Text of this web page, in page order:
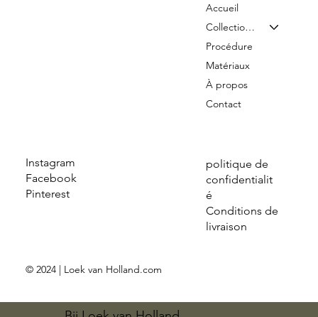
Instagram
Facebook
Pinterest
politique de
confidentialit
é
Conditions de
livraison
Accueil
Collection & Tarifs
Procédure
Matériaux
À propos
Contact
© 2024 | Loek van Holland.com